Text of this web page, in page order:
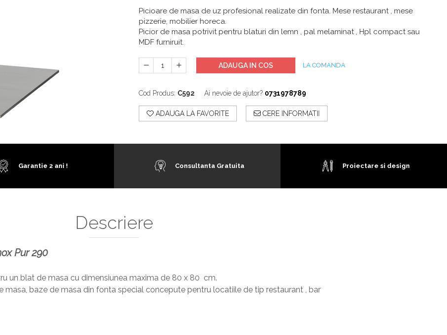
Picioare de masa de uz profesional realizate din fonta. Mese restaurant , mese
pizzerie, mobilier horeca.
Picior de masa potrivit pentru blaturi din lemn , pal melaminat , Hpl compact sau
MDF furniruit.
ADAUGA IN COS LA COMANDA
Cod Produs: C592 Ai nevoie de ajutor? 0731978789
ADAUGA LA FAVORITE CERE INFORMATII
Garantie 2 ani ! Consultanta Gratuita Proiectare si design
Descriere
Pur 290
un blat de masa cu dimensiunea maxima de 80 x 80 cm.
masa, baze de masa din fonta special concepute pentru locatiile de tip restaurant , bar